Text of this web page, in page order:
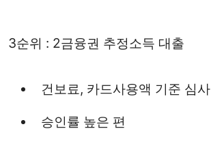
3순위 : 2금융권 추정소득 대출
건보료, 카드사용액 기준 심사
승인률 높은 편